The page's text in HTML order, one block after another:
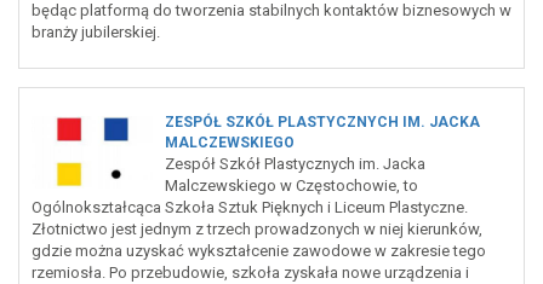
będąc platformą do tworzenia stabilnych kontaktów biznesowych w
branży jubilerskiej.
ZESPÓŁ SZKÓŁ PLASTYCZNYCH IM. JACKA
MALCZEWSKIEGO
Zespół Szkół Plastycznych im. Jacka
Malczewskiego w Częstochowie, to
Ogólnokształcąca Szkoła Sztuk Pięknych i Liceum Plastyczne.
Złotnictwo jest jednym z trzech prowadzonych w niej kierunków,
gdzie można uzyskać wykształcenie zawodowe w zakresie tego
rzemiosła. Po przebudowie, szkoła zyskała nowe urządzenia i